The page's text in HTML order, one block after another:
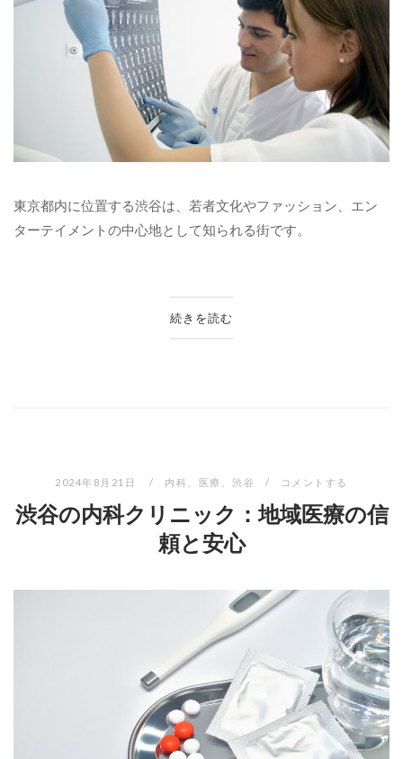
東京都内に位置する渋谷は、若者文化やファッション、エン
ターテイメントの中心地として知られる街です。
続きを読む
2024年8月21日 内科 医療 、渋谷 コメントする
渋谷の内科クリニック：地域医療の信
頼と安心